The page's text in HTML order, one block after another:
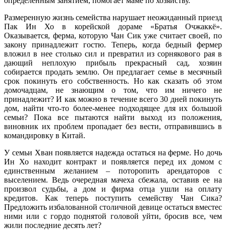
Размеренную жизнь семейства нарушает неожиданный приезд
Пак Ин Хо в корейской дораме «Братья Очжаккё».
Оказывается, ферма, которую Чан Сик уже считает своей, по
закону принадлежит гостю. Теперь, когда бедный фермер
вложил в нее столько сил и превратил из сорнякового рая в
дающий неплохую прибыль прекрасный сад, хозяин
собирается продать землю. Он предлагает семье в месячный
срок покинуть его собственность. Но как сказать об этом
домочадцам, не знающим о том, что им ничего не
принадлежит? И как можно в течение всего 30 дней покинуть
дом, найти что-то более-менее подходящее для их большой
семьи? Пока все пытаются найти выход из положения,
виновник их проблем пропадает без вести, отправившись в
командировку в Китай.
У семьи Хван появляется надежда остаться на ферме. Но дочь
Ин Хо находит контракт и появляется перед их домом с
единственным желанием – поторопить арендаторов с
выселением. Ведь очередная мачеха сбежала, оставив ее на
произвол судьбы, а дом и фирма отца ушли на оплату
кредитов. Как теперь поступить семейству Чан Сика?
Предложить избалованной столичной девице остаться вместес
ними или с гордо поднятой головой уйти, бросив все, чем
жили последние десять лет?